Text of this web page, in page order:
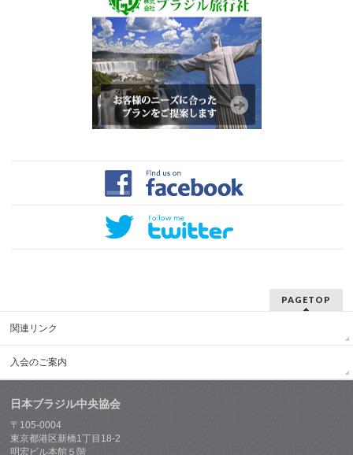
PAGETOP
関連リンク
入会のご案内
日本ブラジル中央協会
〒105-0004
東京都港区新橋1丁目18-2
明宏ビル本館５階